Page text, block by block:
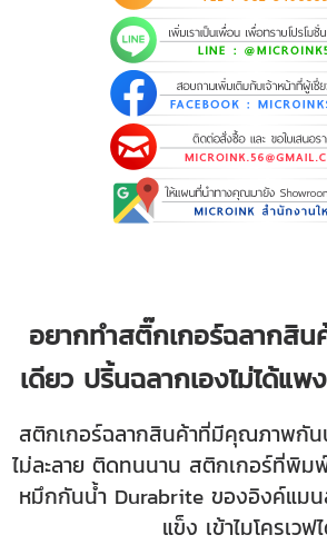
อยากทำสติ๊กเกอร์ฉลากสิน
เดียว ปริ้นฉลากเองไม่ได้แ
สติกเกอร์ฉลากสินค้าที่มีคุณภาพกัน
ไม่ละลาย ติดทนนาน สติกเกอร์ที่พิม
หมึกกันน้ำ Durabrite ของอิงค์แมน
แข็ง เข้าไมโครเวฟ